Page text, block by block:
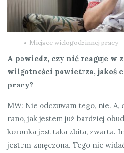
Miejsce wielogodzinnej pracy
A powiedz, czy nić reaguje w
wilgotności powietrza, jakoś
pracy?
MW: Nie odczuwam tego, nie. A,
rano, jak jestem już bardziej
koronka jest taka zbita, zwarta.
jestem zmęczona. Tego nie